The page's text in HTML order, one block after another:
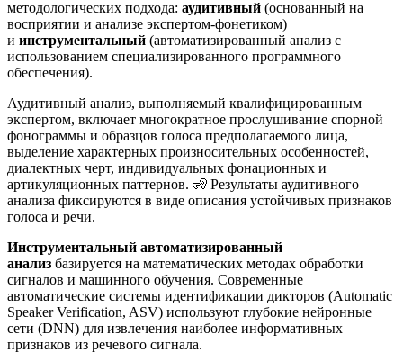
методологических подхода: аудитивный (основанный на
восприятии и анализе экспертом-фонетиком)
и инструментальный (автоматизированный анализ с
использованием специализированного программного
обеспечения).
Аудитивный анализ, выполняемый квалифицированным
экспертом, включает многократное прослушивание спорной
фонограммы и образцов голоса предполагаемого лица,
выделение характерных произносительных особенностей,
диалектных черт, индивидуальных фонационных и
артикуляционных паттернов. 🧏 Результаты аудитивного
анализа фиксируются в виде описания устойчивых признаков
голоса и речи.
Инструментальный автоматизированный
анализ базируется на математических методах обработки
сигналов и машинного обучения. Современные
автоматические системы идентификации дикторов (Automatic
Speaker Verification, ASV) используют глубокие нейронные
сети (DNN) для извлечения наиболее информативных
признаков из речевого сигнала.